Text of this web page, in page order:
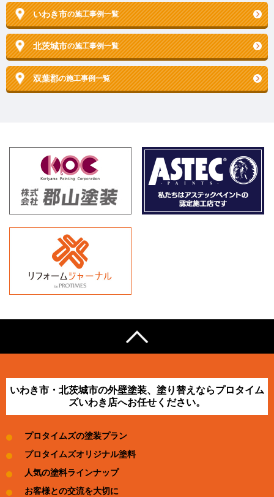
いわき市の施工事例一覧
北茨城市の施工事例一覧
双葉郡の施工事例一覧
いわき市・北茨城市の外壁塗装、塗り替えならプロタイム
ズいわき店へお任せください。
プロタイムズの塗装プラン
プロタイムズオリジナル塗料
人気の塗料ラインナップ
お客様との交流を大切に